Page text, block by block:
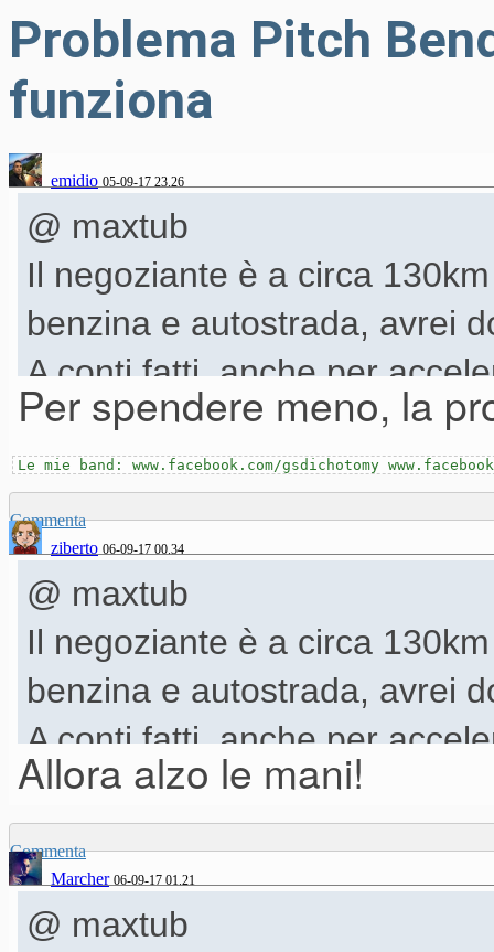
Problema Pitch
funziona
emidio 05-09-17 23.26
@ maxtub
Il negoziante è a circa
benzina e autostrada, avrei
A conti fatti, anche per
direttamente al centro
Solo pensavo di spendere
Per spendere meno, la
Le mie band: www.facebook.com/gsdichotomy
Commenta
ziberto 06-09-17 00.34
@ maxtub
Il negoziante è a circa
benzina e autostrada, avrei
A conti fatti, anche per
direttamente al centro
Solo pensavo di spendere
Allora alzo le mani!
Commenta
Marcher 06-09-17 01.21
@ maxtub